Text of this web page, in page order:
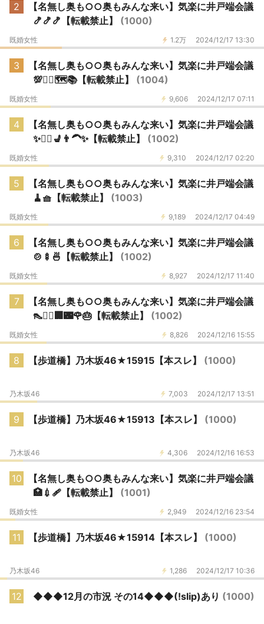
2
【名無し奥も○○奥もみんな来い】気楽に井戸端会議
🍤🍤🍤【転載禁止】 (1000)
1.2万 2024/12/17 13:30
既婚女性
3
【名無し奥も○○奥もみんな来い】気楽に井戸端会議
💯🧑‍⚖️🗺️📚【転載禁止】 (1004)
9,606 2024/12/17 07:11
既婚女性
4
【名無し奥も○○奥もみんな来い】気楽に井戸端会議
✨🧚‍♂️💺👨‍🦱✨【転載禁止】 (1002)
9,310 2024/12/17 02:20
既婚女性
5
【名無し奥も○○奥もみんな来い】気楽に井戸端会議
🧹🧺【転載禁止】 (1003)
9,189 2024/12/17 04:49
既婚女性
6
【名無し奥も○○奥もみんな来い】気楽に井戸端会議
🍲🍢🍜【転載禁止】 (1002)
8,927 2024/12/17 11:40
既婚女性
7
【名無し奥も○○奥もみんな来い】気楽に井戸端会議
👠🏃‍♀️🏢🌃🌹🎂【転載禁止】 (1002)
8,826 2024/12/16 15:55
既婚女性
8 【歩道橋】乃木坂46★15915【本スレ】 (1000)
7,003 2024/12/17 13:51
乃木坂46
9 【歩道橋】乃木坂46★15913【本スレ】 (1000)
4,306 2024/12/16 16:53
乃木坂46
10
【名無し奥も○○奥もみんな来い】気楽に井戸端会議
🏥💉🩹【転載禁止】 (1001)
2,949 2024/12/16 23:54
既婚女性
11 【歩道橋】乃木坂46★15914【本スレ】 (1000)
1,286 2024/12/17 10:36
乃木坂46
12 ◆◆◆12月の市況 その14◆◆◆(!slip)あり (1000)